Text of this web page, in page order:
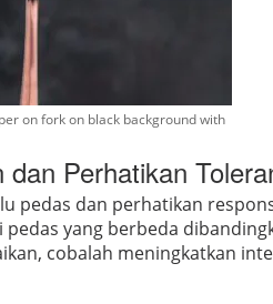
on fork on black background with
Perhatikan
pedas dan perhatikan
yang berbeda
cobalah meningkatkan